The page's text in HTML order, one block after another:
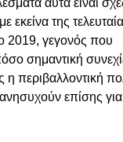
εκείνα της
2019, γεγονός που
σημαντική
η περιβαλλοντική
επίσης